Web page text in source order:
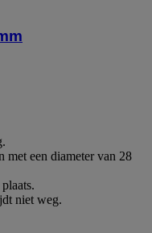
met een diameter van 28
niet weg.